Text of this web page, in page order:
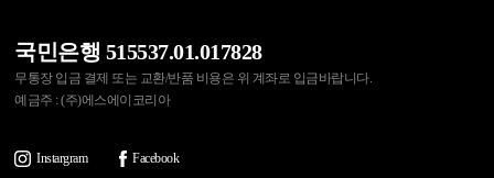
국민은행 515537.01.017828
무통장 입금 결제 또는 교환/반품 비용은 위 계좌로 입금바랍니다.
예금주 : (주)에스에이코리아
Instargram Facebook